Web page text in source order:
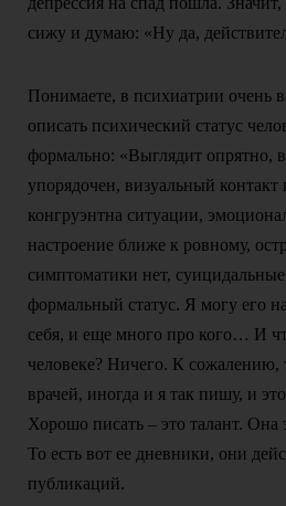
сижу и думаю: «Ну да,
Понимаете, в психиатрии очень
описать психический статус
формально: «Выглядит опрятно,
упорядочен, визуальный контакт
конгруэнтна ситуации,
настроение ближе к ровному,
симптоматики нет,
формальный статус. Я могу его
себя, и еще много про кого… И
человеке? Ничего. К сожалению,
врачей, иногда и я так пишу, и
Хорошо писать – это талант. Она
То есть вот ее дневники, они
публикаций.